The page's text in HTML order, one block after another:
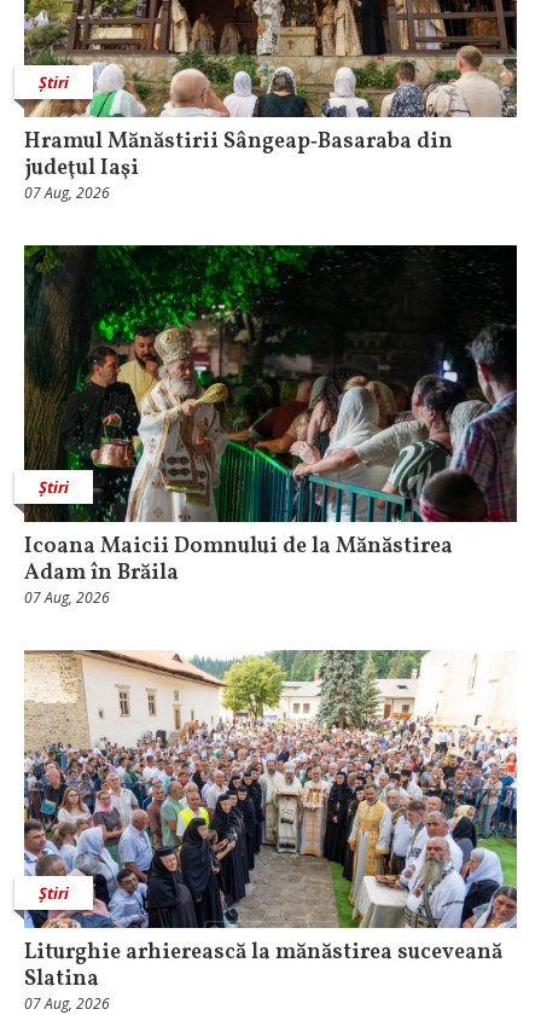
Știri
Hramul Mănăstirii Sângeap‑Basaraba din
judeţul Iaşi
07 Aug, 2026
Știri
Icoana Maicii Domnului de la Mănăstirea
Adam în Brăila
07 Aug, 2026
Știri
Liturghie arhierească la mănăstirea suceveană
Slatina
07 Aug, 2026